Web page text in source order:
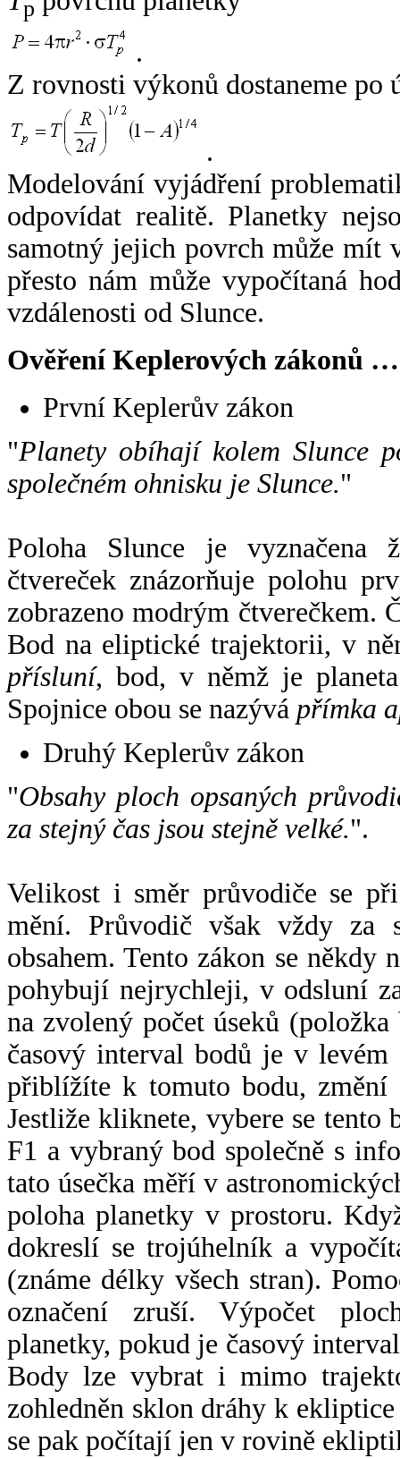
p
.
Z rovnosti výkonů dostaneme po
.
Modelování vyjádření
odpovídat realitě. Planetky
samotný jejich povrch může mít
přesto nám může vypočítaná
vzdálenosti od Slunce.
Ověření Keplerových zákonů …
První Keplerův zákon
"Planety obíhají kolem Slunce
společném ohnisku je Slunce."
Poloha Slunce je vyznačena
čtvereček znázorňuje polohu
zobrazeno modrým čtverečkem.
Bod na eliptické trajektorii, v
přísluní, bod, v němž je
Spojnice obou se nazývá přímka
Druhý Keplerův zákon
"Obsahy ploch opsaných
za stejný čas jsou stejně velké.".
Velikost i směr průvodiče se
mění. Průvodič však vždy za
obsahem. Tento zákon se někdy
pohybují nejrychleji, v odsluní
na zvolený počet úseků
časový interval bodů je v
přiblížíte k tomuto bodu,
Jestliže kliknete, vybere se tento
F1 a vybraný bod společně s
tato úsečka měří v
poloha planetky v prostoru.
dokreslí se trojúhelník a
(známe délky všech stran).
označení zruší. Výpočet
planetky, pokud je časový
Body lze vybrat i mimo
zohledněn sklon dráhy k
se pak počítají jen v rovině